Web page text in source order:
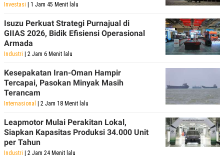
Investasi | 1 Jam 45 Menit lalu
Isuzu Perkuat Strategi Purnajual di
GIIAS 2026, Bidik Efisiensi Operasional
Armada
Industri | 2 Jam 6 Menit lalu
Kesepakatan Iran-Oman Hampir
Tercapai, Pasokan Minyak Masih
Terancam
Internasional | 2 Jam 18 Menit lalu
Leapmotor Mulai Perakitan Lokal,
Siapkan Kapasitas Produksi 34.000 Unit
per Tahun
Industri | 2 Jam 24 Menit lalu